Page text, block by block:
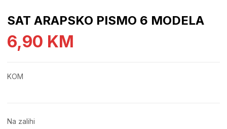
SAT ARAPSKO PISMO 6 MODELA
6,90 KM
KOM
Na zalihi